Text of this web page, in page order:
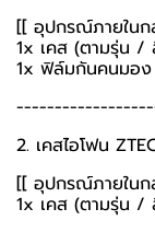
[[ อุปกรณ์ภายใน
1x เคส (ตามรุ่น /
1x ฟิล์มกันคนมอง
2. เคสไอโฟน
[[ อุปกรณ์ภายใน
1x เคส (ตามรุ่น /